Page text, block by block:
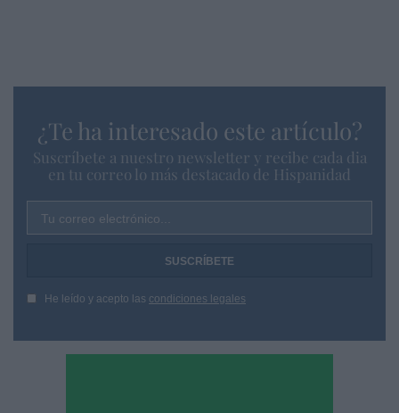
¿Te ha interesado este artículo?
Suscríbete a nuestro newsletter y recibe cada dia
en tu correo lo más destacado de Hispanidad
Tu correo electrónico...
He leído y acepto las condiciones legales